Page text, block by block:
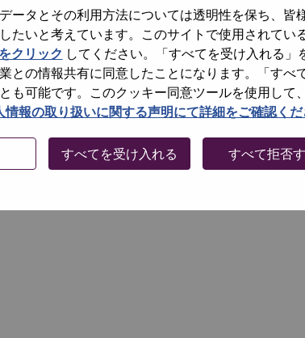
ータとその利用方法については透明性を保ち、皆
たいと考えています。このサイトで使用されてい
クリック してください。「すべてを受け入れる」
との情報共有に同意したことになります。「すべ
も可能です。このクッキー同意ツールを使用して
情報の取り扱いに関する声明にて詳細をご確認く
すべてを受け入れる すべて拒否